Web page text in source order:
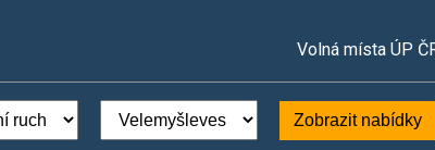
Volná místa ÚP
Zobrazit nabídky